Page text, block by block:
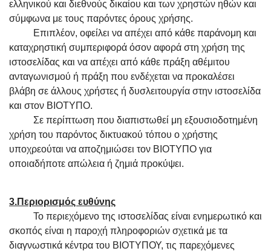
ελληνικού και διεθνούς δικαίου και των χρηστών ηθών και
σύμφωνα με τους παρόντες όρους χρήσης.
Επιπλέον, οφείλει να απέχει από κάθε παράνομη και
καταχρηστική συμπεριφορά όσον αφορά στη χρήση της
ιστοσελίδας και να απέχει από κάθε πράξη αθέμιτου
ανταγωνισμού ή πράξη που ενδέχεται να προκαλέσει
βλάβη σε άλλους χρήστες ή δυσλειτουργία στην ιστοσελίδα
και στον ΒΙΟΤΥΠΟ.
Σε περίπτωση που διαπιστωθεί μη εξουσιοδοτημένη
χρήση του παρόντος δικτυακού τόπου ο χρήστης
υποχρεούται να αποζημιώσει τον ΒΙΟΤΥΠΟ για
οποιαδήποτε απώλεια ή ζημιά προκύψει.
3.Περιορισμός ευθύνης
Το περιεχόμενο της ιστοσελίδας είναι ενημερωτικό και
σκοπός είναι η παροχή πληροφοριών σχετικά με τα
διαγνωστικά κέντρα του ΒΙΟΤΥΠΟΥ, τις παρεχόμενες